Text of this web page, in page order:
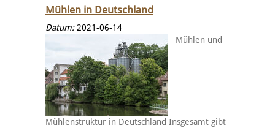
Mühlen in Deutschland
Datum:2021-06-14
Mühlen und
Mühlenstruktur in Deutschland Insgesamt gibt